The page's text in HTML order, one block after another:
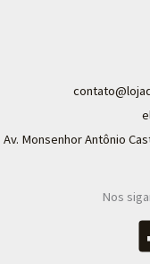
Av. Monsenhor Antônio
Nos